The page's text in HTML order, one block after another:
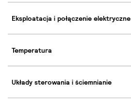
Eksploatacja i połączenie elektryczne
Temperatura
Układy sterowania i ściemnianie